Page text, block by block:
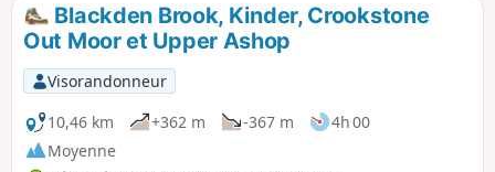
Blackden Brook, Kinder, Crookstone
Out Moor et Upper Ashop
Visorandonneur
10,46 km
+362 m -367 m
4h 00
Moyenne